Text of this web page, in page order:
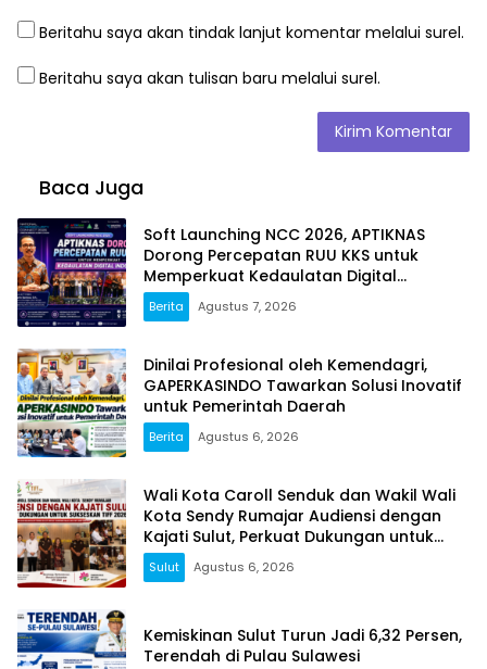
Beritahu saya akan tindak lanjut komentar melalui surel.
Beritahu saya akan tulisan baru melalui surel.
Baca Juga
Soft Launching NCC 2026, APTIKNAS
Dorong Percepatan RUU KKS untuk
Memperkuat Kedaulatan Digital
Indonesia
Berita Agustus 7, 2026
Dinilai Profesional oleh Kemendagri,
GAPERKASINDO Tawarkan Solusi Inovatif
untuk Pemerintah Daerah
Berita Agustus 6, 2026
Wali Kota Caroll Senduk dan Wakil Wali
Kota Sendy Rumajar Audiensi dengan
Kajati Sulut, Perkuat Dukungan untuk
Sukseskan TIFF 2026
Sulut Agustus 6, 2026
Kemiskinan Sulut Turun Jadi 6,32 Persen,
Terendah di Pulau Sulawesi